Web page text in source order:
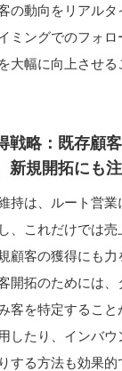
の動向をリアルタ
ミングでのフォ
大幅に向上させる
戦略：既存顧
新規開拓にも
持は、ルート営業
、これだけでは売
顧客の獲得にも
開拓のためには
客を特定すること
したり、インバウ
する方法も効果的